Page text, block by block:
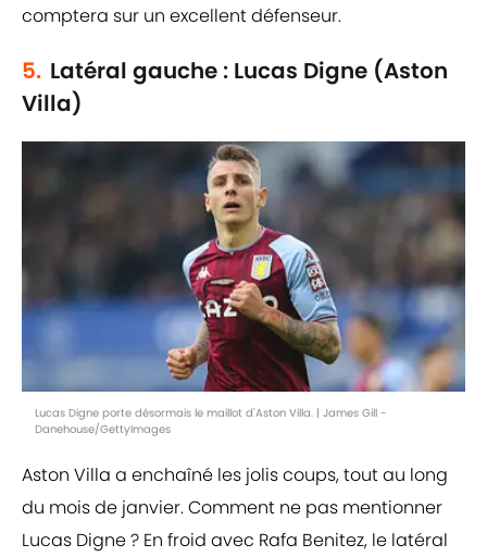
comptera sur un excellent défenseur.
5. Latéral gauche : Lucas Digne (Aston
Villa)
Lucas Digne porte désormais le maillot d'Aston Villa. | James Gill -
Danehouse/GettyImages
Aston Villa a enchaîné les jolis coups, tout au long
du mois de janvier. Comment ne pas mentionner
Lucas Digne ? En froid avec Rafa Benitez, le latéral